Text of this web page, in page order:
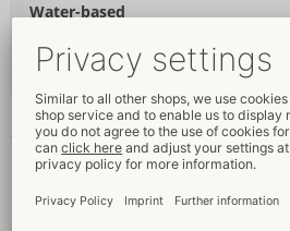
Water-based
06318090000 -4024144702855 (EAN-13)
Details
Producttekst